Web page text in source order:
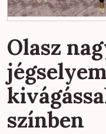
Olasz
színben